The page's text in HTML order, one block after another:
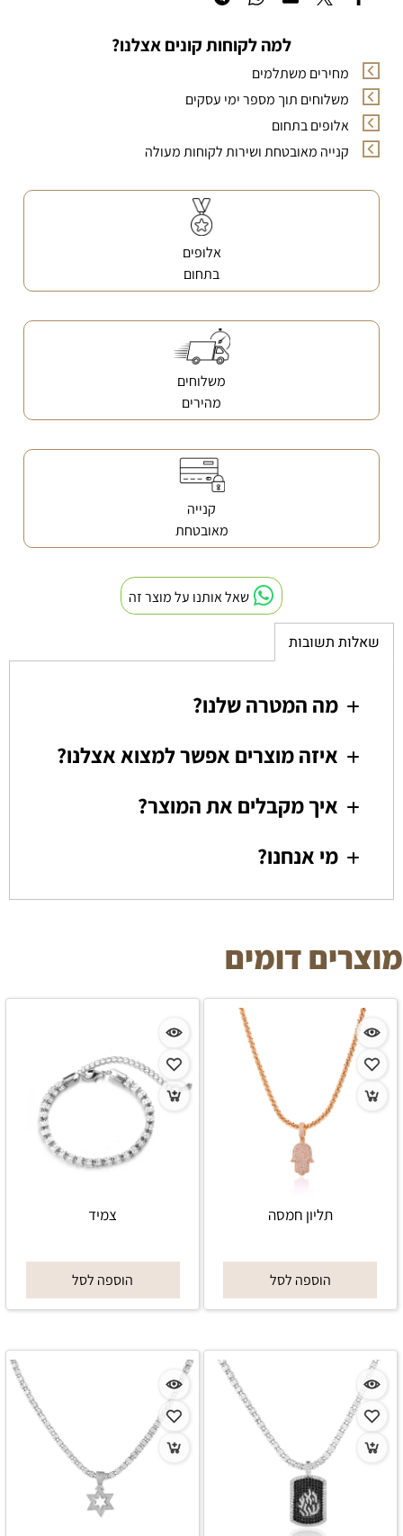
למה לקוחות קונים אצלנו?
מחירים משתלמים
משלוחים תוך מספר ימי עסקים
אלופים בתחום
קנייה מאובטחת ושירות לקוחות מעולה
אלופים
בתחום
משלוחים
מהירים
קנייה
מאובטחת
שאל אותנו על מוצר זה
שאלות תשובות
מה המטרה שלנו?
איזה מוצרים אפשר למצוא אצלנו?
איך מקבלים את המוצר?
מי אנחנו?
מוצרים דומים
תליון חמסה
הוספה לסל
צמיד
הוספה לסל